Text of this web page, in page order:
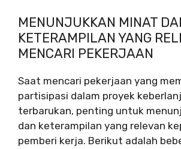
MENUNJUKKAN MINAT
KETERAMPILAN YANG
MENCARI PEKERJAAN
Saat mencari pekerjaan yang
partisipasi dalam proyek
terbarukan, penting untuk
dan keterampilan yang relevan
pemberi kerja. Berikut adalah